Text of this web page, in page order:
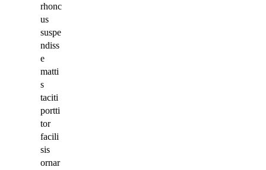
rhonc
us
suspe
ndiss
e
matti
s
taciti
portti
tor
facili
sis
ornar